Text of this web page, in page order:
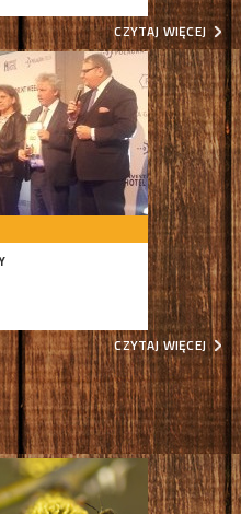
CZYTAJ WIĘCEJ
CZYTAJ WIĘCEJ